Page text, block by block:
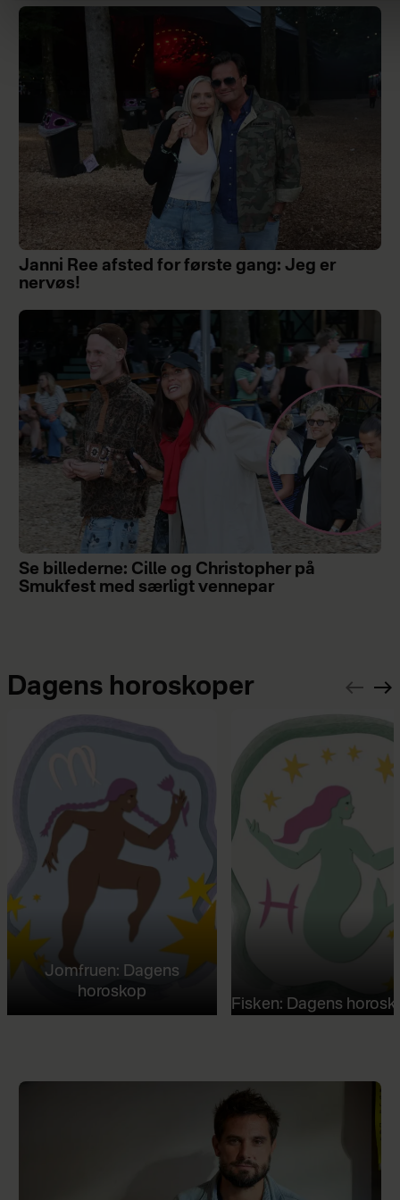
Janni Ree afsted for første gang: Jeg er
nervøs!
Se billederne: Cille og Christopher på
Smukfest med særligt vennepar
Dagens horoskoper
Jomfruen: Dagens
horoskop
Fisken: Dagens